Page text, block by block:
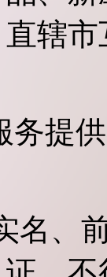
辖
务提
名、